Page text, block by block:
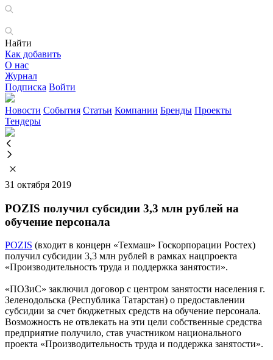
Найти
Как добавить
О нас
Журнал
Подписка Войти
Новости События Статьи Компании Бренды Проекты
Тендеры
31 октября 2019
POZIS получил субсидии 3,3 млн рублей на
обучение персонала
POZIS (входит в концерн «Техмаш» Госкорпорации Ростех)
получил субсидии 3,3 млн рублей в рамках нацпроекта
«Производительность труда и поддержка занятости».
«ПОЗиС» заключил договор с центром занятости населения г.
Зеленодольска (Республика Татарстан) о предоставлении
субсидии за счет бюджетных средств на обучение персонала.
Возможность не отвлекать на эти цели собственные средства
предприятие получило, став участником национального
проекта «Производительность труда и поддержка занятости».